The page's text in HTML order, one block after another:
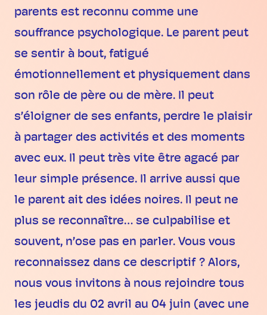
parents est reconnu comme une
souffrance psychologique. Le parent peut
se sentir à bout, fatigué
émotionnellement et physiquement dans
son rôle de père ou de mère. Il peut
s’éloigner de ses enfants, perdre le plaisir
à partager des activités et des moments
avec eux. Il peut très vite être agacé par
leur simple présence. Il arrive aussi que
le parent ait des idées noires. Il peut ne
plus se reconnaître… se culpabilise et
souvent, n’ose pas en parler. Vous vous
reconnaissez dans ce descriptif ? Alors,
nous vous invitons à nous rejoindre tous
les jeudis du 02 avril au 04 juin (avec une